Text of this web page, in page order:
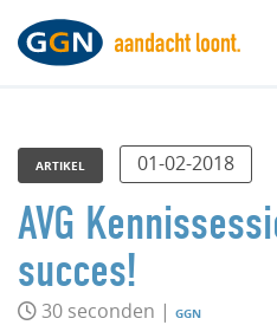
ARTIKEL 01-02-2018
AVG
succes!
30 seconden | GGN